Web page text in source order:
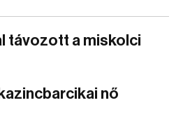
távozott a miskolci
nő